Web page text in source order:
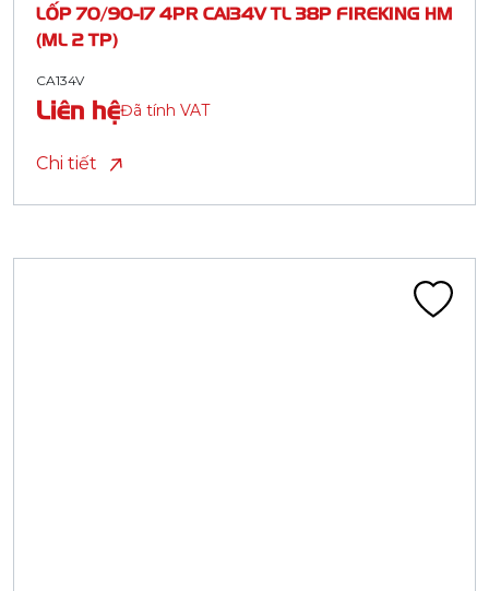
LỐP 70/90-17 4PR CA134V TL 38P FIREKING HM
(ML 2 TP)
CA134V
Liên hệĐã tính VAT
Chi tiết